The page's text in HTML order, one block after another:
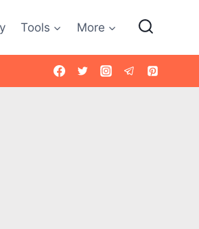
Tools More